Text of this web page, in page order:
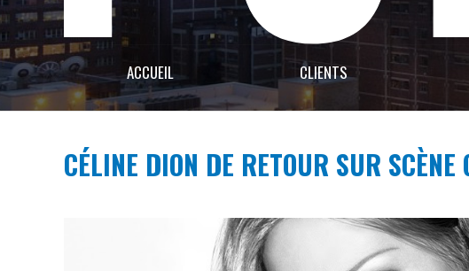
ACCUEIL CLIENTS
CÉLINE DION DE RETOUR SUR